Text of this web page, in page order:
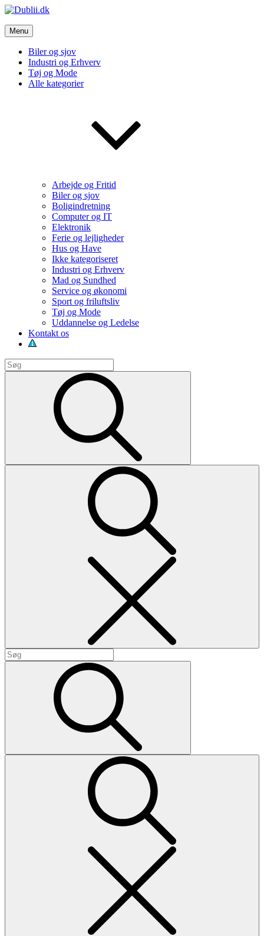
Skip
content
Dublii.dk
Vi bringer de bedste nyheder
Menu
Biler og sjov
Industri og Erhverv
Tøj og Mode
Alle kategorier
Arbejde og Fritid
Biler og sjov
Boligindretning
Computer og IT
Elektronik
Ferie og lejligheder
Hus og Have
Ikke kategoriseret
Industri og Erhverv
Mad og Sundhed
Service og økonomi
Sport og friluftsliv
Tøj og Mode
Uddannelse og Ledelse
Kontakt os
Search
for:
Search
for: